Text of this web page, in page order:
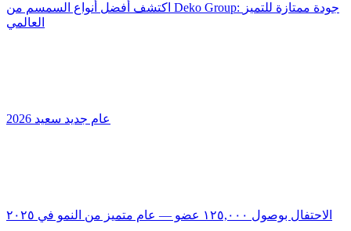
اكتشف أفضل أنواع السمسم من Deko Group: جودة ممتازة للتميز
العالمي
عام جديد سعيد 2026
الاحتفال بوصول ١٢٥,٠٠٠ عضو — عام متميز من النمو في ٢٠٢٥